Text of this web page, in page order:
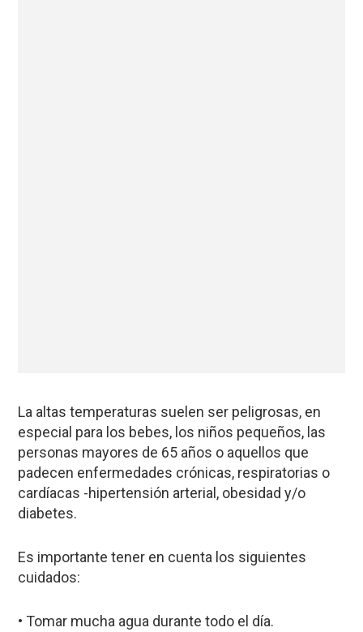
La altas temperaturas suelen ser peligrosas, en
especial para los bebes, los niños pequeños, las
personas mayores de 65 años o aquellos que
padecen enfermedades crónicas, respiratorias o
cardíacas -hipertensión arterial, obesidad y/o
diabetes.
Es importante tener en cuenta los siguientes
cuidados:
• Tomar mucha agua durante todo el día.